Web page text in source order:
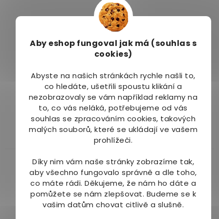
Aby eshop fungoval jak má (souhlas s
cookies)
Abyste na našich stránkách rychle našli to,
co hledáte, ušetřili spoustu klikání a
nezobrazovaly se vám například reklamy na
to, co vás neláká, potřebujeme od vás
souhlas se zpracováním cookies, takových
malých souborů, které se ukládají ve vašem
prohlížeči.
Díky nim vám naše stránky zobrazíme tak,
aby všechno fungovalo správně a dle toho,
co máte rádi. Děkujeme, že nám ho dáte a
pomůžete se nám zlepšovat. Budeme se k
vašim datům chovat citlivě a slušně.
hvězdiček.
Brusinky 7700 mg 60
tbl.
Skladem(2 ks)
137 Kč
Do košíku
–10 %
extrakt kapsle 120 ks
Skladem(1 ks)
219 Kč
Do košíku
Více za méně